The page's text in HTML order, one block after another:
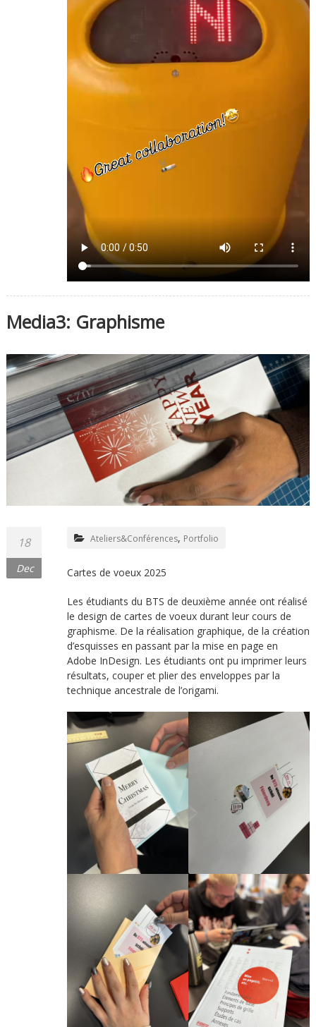
Media3: Graphisme
18
Dec
Ateliers&Conférences, Portfolio
Cartes de voeux 2025
Les étudiants du BTS de deuxième année ont réalisé
le design de cartes de voeux durant leur cours de
graphisme. De la réalisation graphique, de la création
d’esquisses en passant par la mise en page en
Adobe InDesign. Les étudiants ont pu imprimer leurs
résultats, couper et plier des enveloppes par la
technique ancestrale de l’origami.